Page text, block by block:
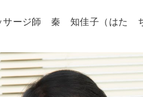
ージ師 秦 知佳子（はた ち